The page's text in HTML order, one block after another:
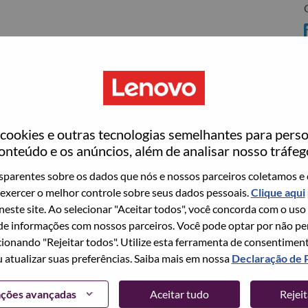
e outras tecnologias semelhantes para
e os anúncios, além de analisar nosso
sobre os dados que nós e nossos parceiros coletamos
o melhor controle sobre seus dados pessoais.Clique aqui
site. Ao selecionar "Aceitar todos", você concorda com o uso
informações com nossos parceiros. Você pode optar por não
"Rejeitar todos". Utilize esta ferramenta de
atualizar suas preferências. Saiba mais em nossa Declaração de
avançadas Aceitar tudo
what we do. We WOW our customers.
powerhouse, ranked #153 in the Fortune Global
in 180 markets. Focused on a bold vision to deliver
its success as the world’s largest PC company with a full-
optimized devices (PCs, workstations, smartphones,
performance computing and software defined
Lenovo’s continued investment in world-changing